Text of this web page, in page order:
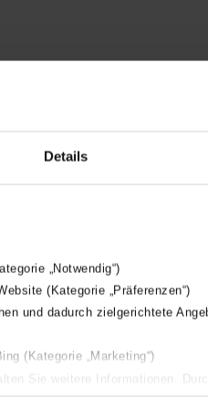
Details
„Notwendig“)
(Kategorie „Präferenzen“)
und dadurch zielgerichtete
(Kategorie „Marketing“)
Sie weitere Informationen.
Wij zijn
familiewaarden
jaar geleden de
vormden van
onze